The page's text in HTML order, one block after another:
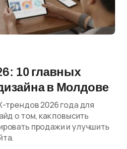
10 главных
в Молдове
трендов 2026 года для
о том, как повысить
продажи и улучшить